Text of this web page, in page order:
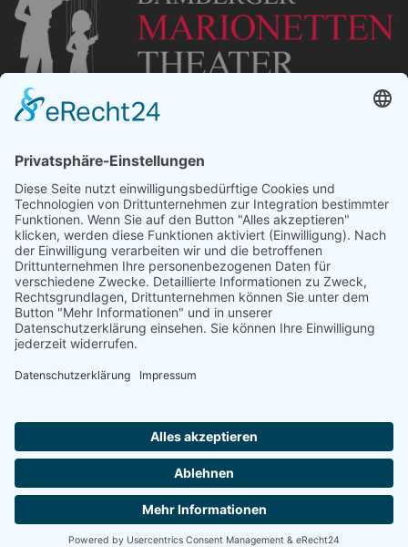
„Staubsches Haus“
Untere Sandstraße 30
96049 Bamberg
Tel: +49 (0) 951 67600
E-Mail:info@bamberger-marionettentheater.de
© Copyright - Bamberger Marionettentheater |Webkonzept Grafe